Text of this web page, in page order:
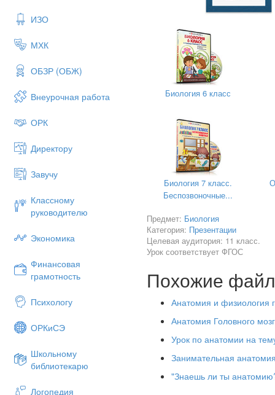
ИЗО
МХК
ОБЗР (ОБЖ)
Внеурочная работа
ОРК
Директору
Завучу
Классному
руководителю
Экономика
Финансовая
грамотность
Психологу
ОРКиСЭ
Школьному
библиотекарю
Логопедия
преподаватель высшей
«Мозг необъятен как
Цели, задачи и предмет
Цели:
Изучить строение и функции
Биология 6 класс
Биология 7 класс.
Беспозвоночные...
Предмет: Биология
Категория: Презентации
Целевая аудитория: 11 класс.
Урок соответствует ФГОС
Похожие
Анатомия и физиология
Анатомия Головного
Урок по анатомии на
Занимательная
"Знаешь ли ты